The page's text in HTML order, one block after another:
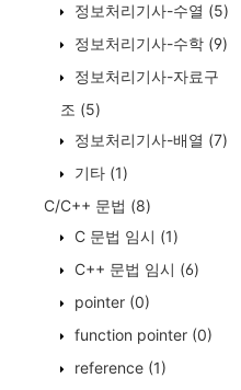
정보처리기사-수열 (5)
정보처리기사-수학 (9)
정보처리기사-자료구
조 (5)
정보처리기사-배열 (7)
기타 (1)
C/C++ 문법 (8)
C 문법 임시 (1)
C++ 문법 임시 (6)
pointer (0)
function pointer (0)
reference (1)